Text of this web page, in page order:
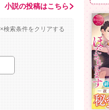
小説の投稿はこちら
×検索条件をクリアする